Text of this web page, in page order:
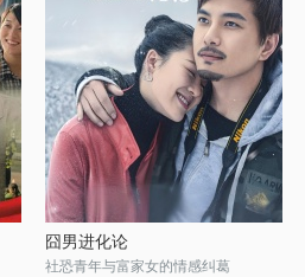
囧男进化论
社恐青年与富家女的情感纠葛